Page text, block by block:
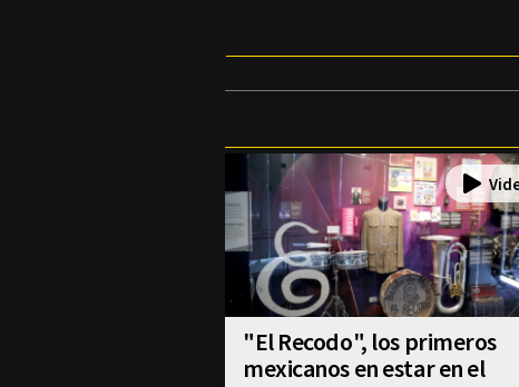
"El Recodo", los primeros
mexicanos en estar en el